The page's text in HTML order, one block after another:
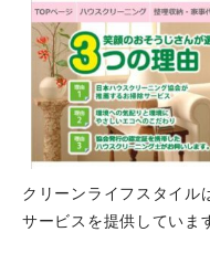
クリーンライフスタイル
サービスを提供していま